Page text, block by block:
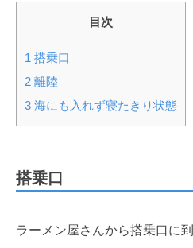
目次
1 搭乗口
2 離陸
3 海にも入れず寝たきり状態
搭乗口
ラーメン屋さんから搭乗口に